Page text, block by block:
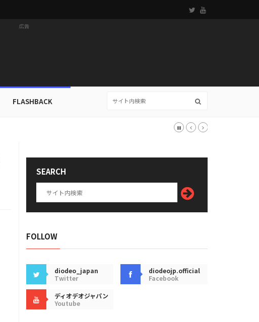
広告
FLASHBACK
SEARCH
FOLLOW
diodeo_japan
Twitter
diodeojp.official
Facebook
ディオデオジャパン
Youtube